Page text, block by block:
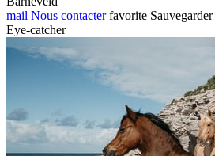
mail Nous contacter favorite Sauvegarder
Eye-catcher